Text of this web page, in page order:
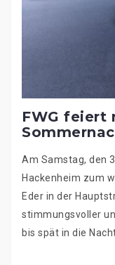
FWG feiert
Am Samstag, den
Hackenheim zum
Eder in der
stimmungsvoller
bis spät in die